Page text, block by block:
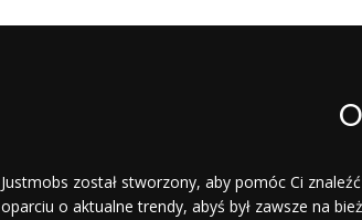
Justmobs został stworzony, aby pomóc Ci
oparciu o aktualne trendy, abyś był zawsze na